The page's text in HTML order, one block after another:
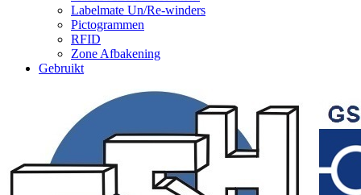
Labelmate Un/Re-winders
Pictogrammen
RFID
Zone Afbakening
Gebruikt